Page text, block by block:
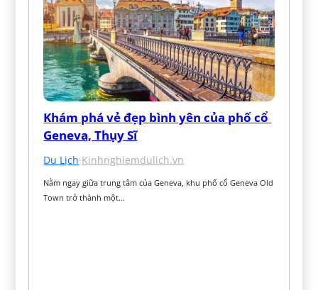
Khám phá vẻ đẹp bình yên của phố cổ
Geneva, Thụy Sĩ
Du Lịch·Kinhnghiemdulich.vn
Nằm ngay giữa trung tâm của Geneva, khu phố cổ Geneva Old
Town trở thành một…